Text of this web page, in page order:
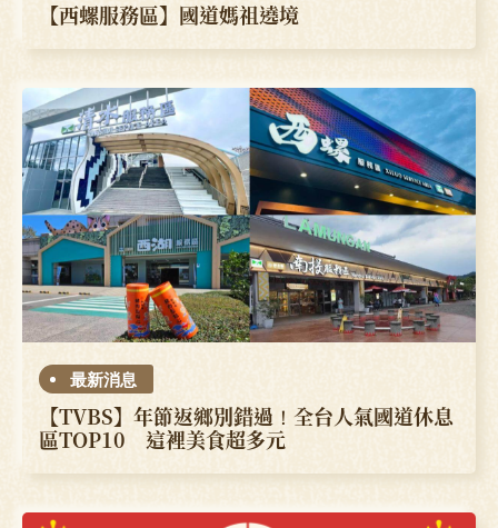
【西螺服務區】國道媽祖遶境
最新消息
【TVBS】年節返鄉別錯過！全台人氣國道休息
區TOP10 這裡美食超多元